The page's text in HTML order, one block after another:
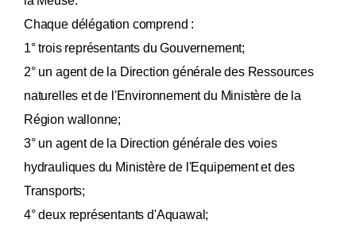
Chaque délégation comprend :
1° trois représentants du Gouvernement;
2° un agent de la Direction générale des Ressources
naturelles et de l'Environnement du Ministère de la
Région wallonne;
3° un agent de la Direction générale des voies
hydrauliques du Ministère de l'Equipement et des
Transports;
4° deux représentants d'Aquawal;